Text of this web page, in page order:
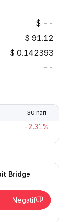
--
91.12
0.142393
--
30 hari
-2.31%
Bridge
Negatif